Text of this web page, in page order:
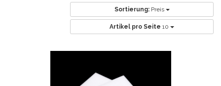
Sortierung: Preis
Artikel pro Seite 10